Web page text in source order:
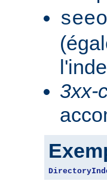
3xx-